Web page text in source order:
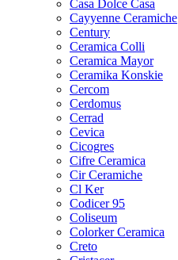
Casa Dolce Casa
Cayyenne Ceramiche
Century
Ceramica Colli
Ceramica Mayor
Ceramika Konskie
Cercom
Cerdomus
Cerrad
Cevica
Cicogres
Cifre Ceramica
Cir Ceramiche
Cl Ker
Codicer 95
Coliseum
Colorker Ceramica
Creto